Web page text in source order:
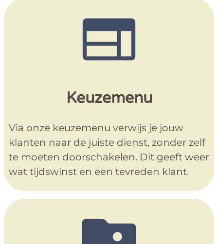
Keuzemenu
Via onze keuzemenu verwijs je jouw
klanten naar de juiste dienst, zonder zelf
te moeten doorschakelen. Dit geeft weer
wat tijdswinst en een tevreden klant.